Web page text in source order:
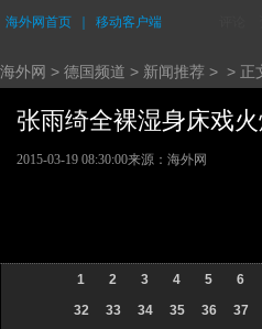
海外网首页 移动客户端
海外网 > 德国频道 > 新闻推荐 > > 正
张雨绮全裸湿身床戏
2015-03-19 08:30:00来源：海外网
1 2 3 4 5 6
32
33 34 35 36 37